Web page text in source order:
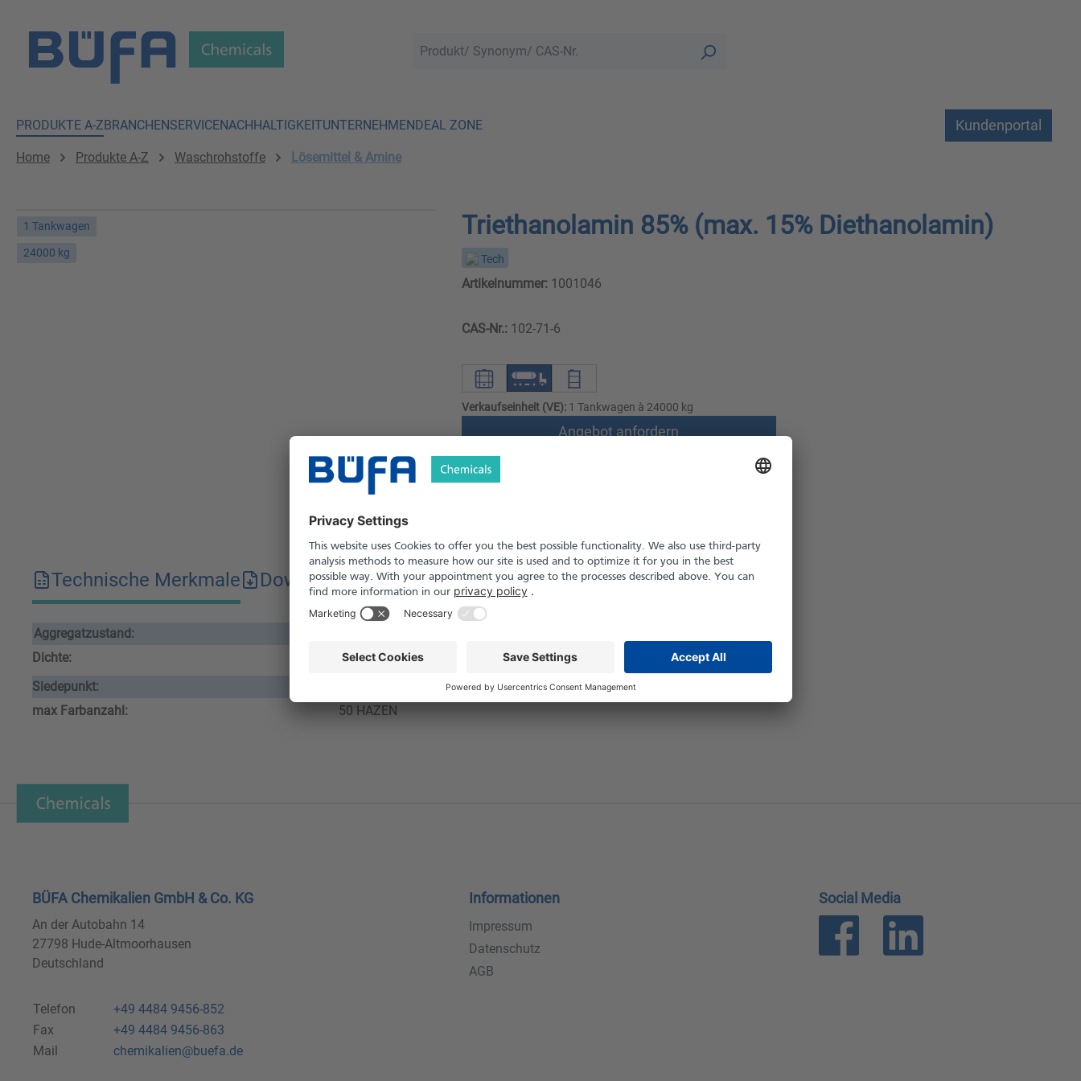
PRODUKTE A-ZBRANCHENSERVICENACHHALTIGKEITUNTERNEHMENDEAL ZONE Kundenportal
Home Produkte A-Z Waschrohstoffe Lösemittel & Amine
1 Tankwagen
24000 kg
Triethanolamin 85% (max. 15% Diethanolamin)
Tech
Artikelnummer:1001046
CAS-Nr.:102-71-6
Verkaufseinheit (VE):1 Tankwagen à 24000 kg
Angebot anfordern
Versand nach Österreich und die Schweiz möglich
Technische Merkmale Downloads Sicherheitshinweise
Aggregatzustand:
Dichte:
1.12399
Siedepunkt:
max Farbanzahl:
50 HAZEN
BÜFA Chemikalien GmbH & Co. KG
An der Autobahn 14
27798 Hude-Altmoorhausen
Deutschland
Telefon
+49 4484 9456-852
Fax
+49 4484 9456-863
Mail
chemikalien@buefa.de
Informationen
Impressum
Datenschutz
AGB
Social Media